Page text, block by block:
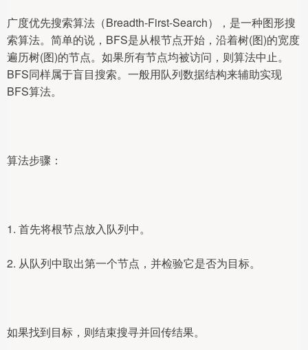
广度优先搜索算法（Breadth-First-Search），是一种图形搜
索算法。简单的说，BFS是从根节点开始，沿着树(图)的宽度
遍历树(图)的节点。如果所有节点均被访问，则算法中止。
BFS同样属于盲目搜索。一般用队列数据结构来辅助实现
BFS算法。
算法步骤：
1. 首先将根节点放入队列中。
2. 从队列中取出第一个节点，并检验它是否为目标。
如果找到目标，则结束搜寻并回传结果。